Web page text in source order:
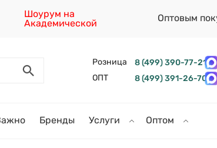
Шоурум на
Академической
Оптовым
Розница 8 (499) 390-77-21
ОПТ
8 (499) 391-26-70
Бренды Услуги Оптом